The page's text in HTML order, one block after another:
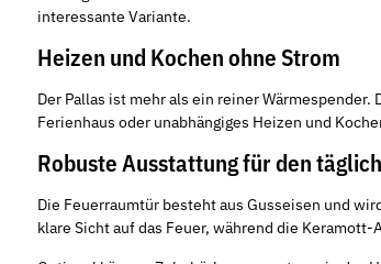
interessante Variante.
Heizen und Kochen ohne Strom
Der Pallas ist mehr als ein reiner
Ferienhaus oder unabhängiges Heizen und
Robuste Ausstattung für den
Die Feuerraumtür besteht aus Gusseisen und
klare Sicht auf das Feuer, während die